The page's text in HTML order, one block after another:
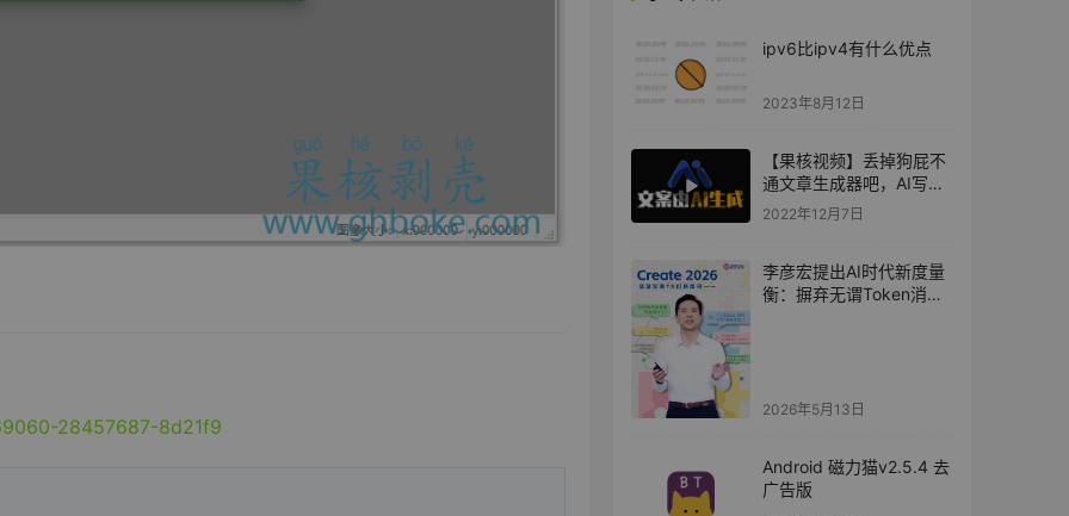
28457687-8d21f9
ipv6比ipv4有什么优点
2023年8月12日
【果核视频】丢掉狗屁不
通文章生成器吧，AI写作
来了！
2022年12月7日
李彦宏提出AI时代新度量
衡：摒弃无谓Token消
2026年5月13日
Android 磁力猫v2.5.4 去
广告版